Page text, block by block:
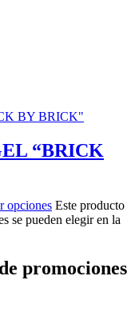
“BRICK
opciones Este producto
se pueden elegir en la
promociones